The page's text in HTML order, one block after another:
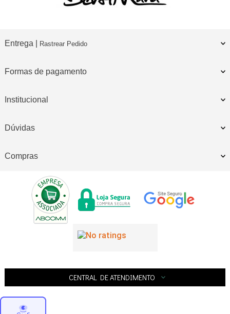
Entrega | Rastrear Pedido
Formas de pagamento
Institucional
Dúvidas
Compras
CENTRAL DE ATENDIMENTO